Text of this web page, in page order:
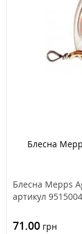
Блесна
Блесна Mepps
артикул
71.00 грн